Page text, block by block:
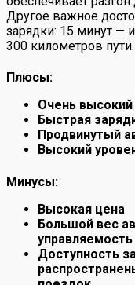
Другое важное
зарядки: 15 минут —
300 километров пути.
Плюсы:
Очень высокий
Быстрая
Продвинутый
Высокий
Минусы:
Высокая цена
Большой вес
управляемость
Доступность